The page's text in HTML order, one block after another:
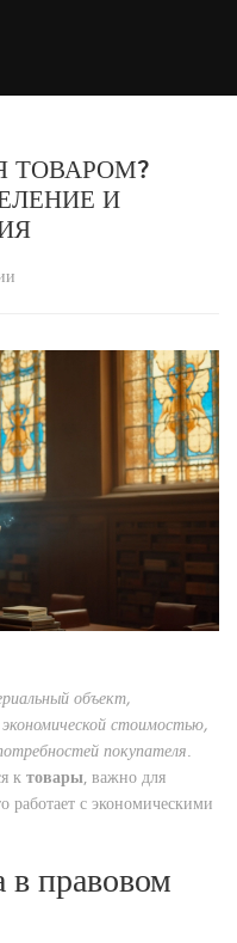
ТОВАРОМ?
И
объект,
стоимостью,
покупателя.
к товары, важно для
работает с экономическими
в правовом